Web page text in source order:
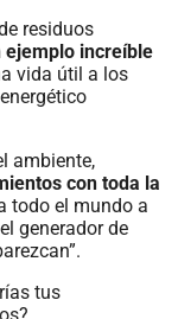
residuos
ejemplo increíble
vida útil a los
ambiente,
con toda la
todo el mundo a
generador de
tus